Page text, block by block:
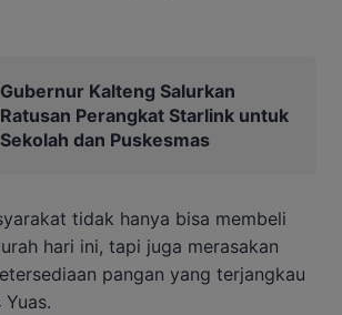
Gubernur Kalteng Salurkan
Ratusan Perangkat Starlink untuk
Sekolah dan Puskesmas
tidak hanya bisa membeli
hari ini, tapi juga merasakan
pangan yang terjangkau
Yuas.